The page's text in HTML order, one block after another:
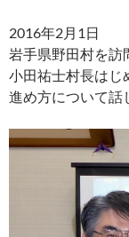
2016年2月1日
岩手県野田村を訪
小田祐士村長はじ
進め方について話